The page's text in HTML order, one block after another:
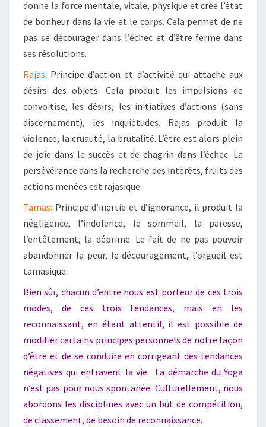
donne la force mentale, vitale, physique et crée l’état
de bonheur dans la vie et le corps. Cela permet de ne
pas se décourager dans l’échec et d’être ferme dans
ses résolutions.
Rajas: Principe d’action et d’activité qui attache aux
désirs des objets. Cela produit les impulsions de
convoitise, les désirs, les initiatives d’actions (sans
discernement), les inquiétudes. Rajas produit la
violence, la cruauté, la brutalité. L’être est alors plein
de joie dans le succès et de chagrin dans l’échec. La
persévérance dans la recherche des intérêts, fruits des
actions menées est rajasique.
Tamas: Principe d’inertie et d’ignorance, il produit la
négligence, l’indolence, le sommeil, la paresse,
l’entêtement, la déprime. Le fait de ne pas pouvoir
abandonner la peur, le découragement, l’orgueil est
tamasique.
Bien sûr, chacun d’entre nous est porteur de ces trois
modes, de ces trois tendances, mais en les
reconnaissant, en étant attentif, il est possible de
modifier certains principes personnels de notre façon
d’être et de se conduire en corrigeant des tendances
négatives qui entravent la vie. La démarche du Yoga
n’est pas pour nous spontanée. Culturellement, nous
abordons les disciplines avec un but de compétition,
de classement, de besoin de reconnaissance.